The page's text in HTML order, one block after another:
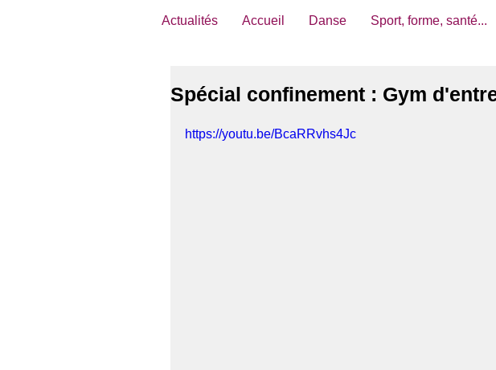
Actualités Accueil Danse Sport, forme, santé...
Spécial confinement : Gym
https://youtu.be/BcaRRvhs4Jc